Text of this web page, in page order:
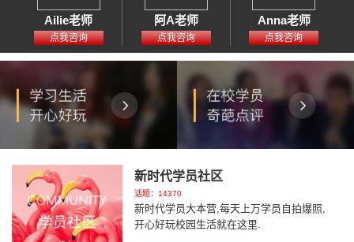
Ailie老师
点我咨询
阿A老师
点我咨询
Anna老师
点我咨询
新时代学员社区
话题：14370
新时代学员大本营,每天上万学员自拍爆照,
开心好玩校园生活就在这里.